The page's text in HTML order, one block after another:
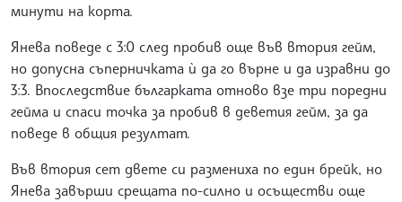
минути на корта.
Янева поведе с 3:0 след пробив още във втория гейм,
но допусна съперничката ѝ да го върне и да изравни до
3:3. Впоследствие българката отново взе три поредни
гейма и спаси точка за пробив в деветия гейм, за да
поведе в общия резултат.
Във втория сет двете си размениха по един брейк, но
Янева завърши срещата по-силно и осъществи още